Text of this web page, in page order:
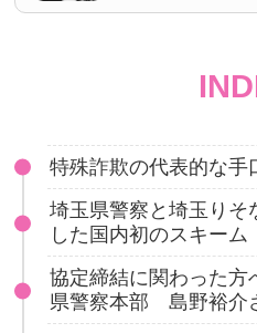
特殊詐欺の代表的な手
埼玉県警察と埼玉りそ
した国内初のスキーム
協定締結に関わった
県警察本部 島野裕介